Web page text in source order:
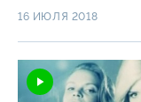
окончательно
16 ИЮЛЯ 2018